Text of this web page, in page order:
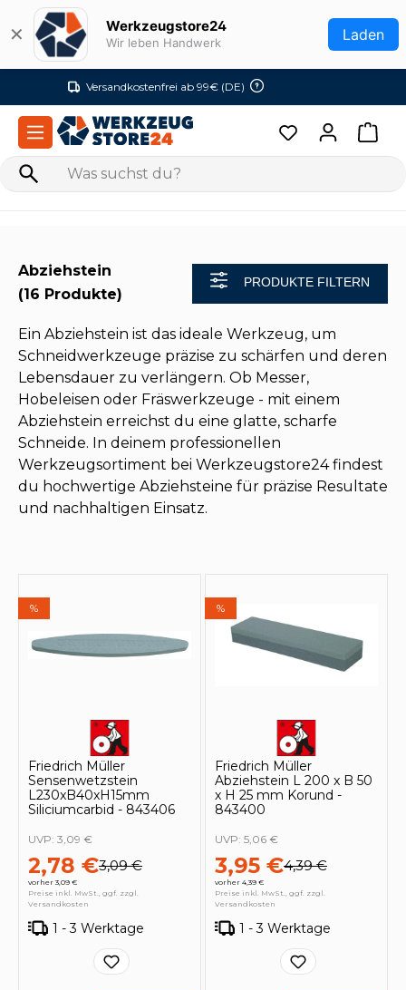
Zum Hauptinhalt springen
✕ Werkzeugstore24
Wir leben Handwerk Laden
Versandkostenfrei ab 99€ (DE)
Abziehstein
(16 Produkte)
PRODUKTE FILTERN
Ein Abziehstein ist das ideale Werkzeug, um
Schneidwerkzeuge präzise zu schärfen und deren
Lebensdauer zu verlängern. Ob Messer,
Hobeleisen oder Fräswerkzeuge - mit einem
Abziehstein erreichst du eine glatte, scharfe
Schneide. In deinem professionellen
Werkzeugsortiment bei Werkzeugstore24 findest
du hochwertige Abziehsteine für präzise Resultate
und nachhaltigen Einsatz.
%
Friedrich Müller
Sensenwetzstein
L230xB40xH15mm
Siliciumcarbid - 843406
2,78 €3,09 €
vorher 3,09 €
UVP: 3,09 €
Preise inkl. MwSt., ggf. zzgl.
Versandkosten
1 - 3 Werktage
%
Friedrich Müller
Abziehstein L 200 x B 50
x H 25 mm Korund -
843400
3,95 €4,39 €
vorher 4,39 €
UVP: 5,06 €
Preise inkl. MwSt., ggf. zzgl.
Versandkosten
1 - 3 Werktage